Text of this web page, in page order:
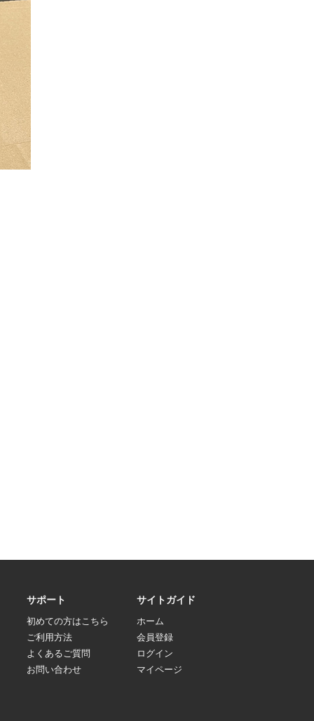
サポート
初めての方はこちら
ご利用方法
よくあるご質問
お問い合わせ
サイトガイド
ホーム
会員登録
ログイン
マイページ